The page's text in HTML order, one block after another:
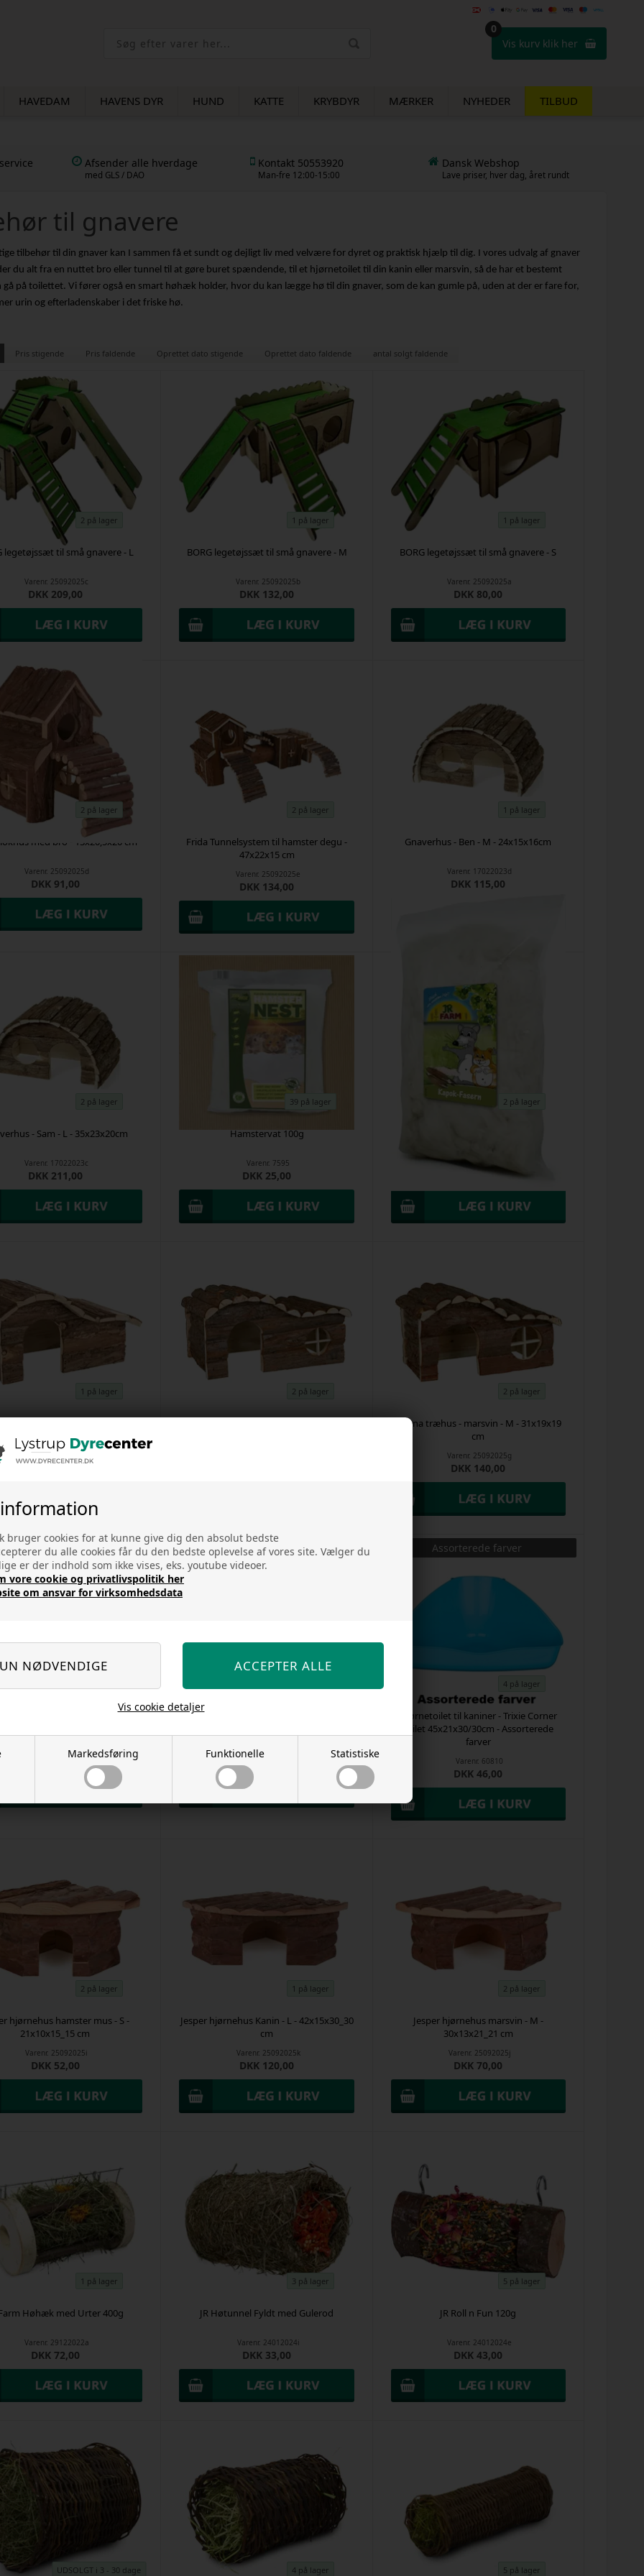
bruger cookies for at kunne give dig den absolut bedste
du alle cookies får du den bedste oplevelse af vores site. Vælger du
er der indhold som ikke vises, eks. youtube videoer.
vore cookie og privatlivspolitik her
om ansvar for virksomhedsdata
Markedsføring Funktionelle Statistiske
Vis cookie detaljer
Vis kurv klik her
0
HAVEDAM HAVENS DYR HUND KATTE KRYBDYR MÆRKER NYHEDER TILBUD
Afsender alle hverdage
med GLS / DAO
Kontakt 50553920
Man-fre 12:00-15:00
Dansk Webshop
Lave priser, hver dag, året rundt
til gnavere
tilbehør til din gnaver kan I sammen få et sundt og dejligt liv med velvære for dyret og praktisk hjælp til dig. I vores udvalg af gnaver
du alt fra en nuttet bro eller tunnel til at gøre buret spændende, til et hjørnetoilet til din kanin eller marsvin, så de har et bestemt
gå på toilettet. Vi fører også en smart høhæk holder, hvor du kan lægge hø til din gnaver, som de kan gumle på, uden at der er fare for,
urin og efterladenskaber i det friske hø.
Pris stigende Pris faldende Oprettet dato stigende Oprettet dato faldende antal solgt faldende
2 på lager
legetøjssæt til små gnavere - L
Varenr. 25092025c
DKK 209,00
1 på lager
BORG legetøjssæt til små gnavere - M
Varenr. 25092025b
DKK 132,00
1 på lager
BORG legetøjssæt til små gnavere - S
Varenr. 25092025a
DKK 80,00
2 på lager
med bro - 13x20,5x20 cm
Varenr. 25092025d
DKK 91,00
2 på lager
Frida Tunnelsystem til hamster degu -
47x22x15 cm
Varenr. 25092025e
DKK 134,00
1 på lager
Gnaverhus - Ben - M - 24x15x16cm
Varenr. 17022023d
DKK 115,00
2 på lager
- Sam - L - 35x23x20cm
Varenr. 17022023c
DKK 211,00
39 på lager
Hamstervat 100g
Varenr. 7595
DKK 25,00
2 på lager
Varenr.12012023b
DKK 31,00
1 på lager
Varenr.
DKK 91,00
2 på lager 2 på lager
Hanna træhus - marsvin - M - 31x19x19
cm
Varenr. 25092025g
DKK 140,00
ø27cm - Savic - Til hamstre og
17022023e
DKK 220,00
Hjørnetoilet til kanin og marsvin -
Varenr.
DKK 25,00
4 på lager
Hjørnetoilet til kaniner - Trixie Corner
Toilet 45x21x30/30cm - Assorterede
farver
Varenr. 60810
DKK 46,00
Assorterede farver
2 på lager
hjørnehus hamster mus - S -
21x10x15_15 cm
Varenr. 25092025i
DKK 52,00
1 på lager
Jesper hjørnehus Kanin - L - 42x15x30_30
cm
Varenr. 25092025k
DKK 120,00
2 på lager
Jesper hjørnehus marsvin - M -
30x13x21_21 cm
Varenr. 25092025j
DKK 70,00
1 på lager
Høhæk med Urter 400g
Varenr. 29122022a
DKK 72,00
3 på lager
JR Høtunnel Fyldt med Gulerod
Varenr. 24012024i
DKK 33,00
5 på lager
JR Roll n Fun 120g
Varenr. 24012024e
DKK 43,00
UDSOLGT i 3 - 30 dage 4 på lager 5 på lager